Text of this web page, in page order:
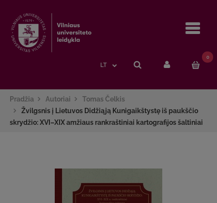
LT
0
Pradžia Autoriai
Tomas Čelkis
Žvilgsnis į Lietuvos Didžiąją Kunigaikštystę iš paukščio
skrydžio: XVI–XIX amžiaus rankraštiniai kartografijos šaltiniai